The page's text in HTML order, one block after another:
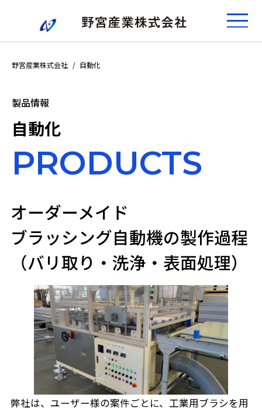
野宮産業株式会社 自動化
製品情報
自動化
PRODUCTS
オーダーメイド
ブラッシング自動機の製作過程
（バリ取り・洗浄・表面処理）
弊社は、ユーザー様の案件ごとに、工業用ブラシを用